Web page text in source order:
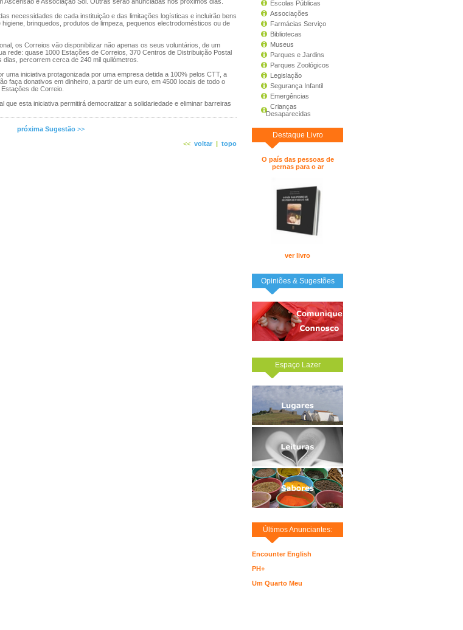
Escolas Públicas
Associações
Farmácias Serviço
Bibliotecas
Museus
Parques e Jardins
Parques Zoológicos
Legislação
Segurança Infantil
Emergências
Crianças
Desaparecidas
Destaque Livro
O país das pessoas de
pernas para o ar
ver livro
Opiniões & Sugestões
Espaço Lazer
Últimos Anunciantes:
Encounter English
PH+
Um Quarto Meu
necessidades de cada instituição e das limitações logísticas e incluirão bens
brinquedos, produtos de limpeza, pequenos electrodomésticos ou de
os Correios vão disponibilizar não apenas os seus voluntários, de um
rede: quase 1000 Estações de Correios, 370 Centros de Distribuição Postal
percorrem cerca de 240 mil quilómetros.
uma iniciativa protagonizada por uma empresa detida a 100% pelos CTT, a
faça donativos em dinheiro, a partir de um euro, em 4500 locais de todo o
de Correio.
que esta iniciativa permitirá democratizar a solidariedade e eliminar barreiras
próxima Sugestão >>
<< voltar | topo